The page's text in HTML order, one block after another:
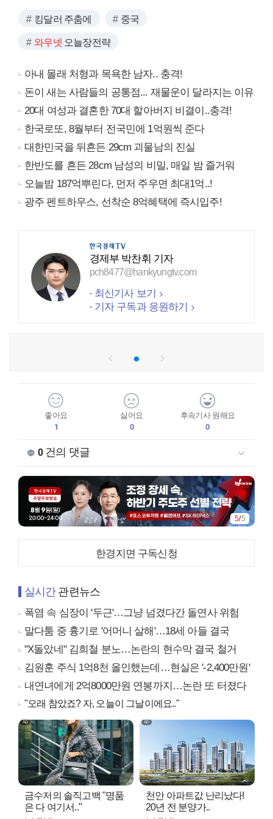
킹달러 주춤에 중국
와우넷 오늘장전략
아내 몰래 처형과 목욕한 남자.. 충격!
돈이 새는 사람들의 공통점... 재물운이 달라지는 이유
20대 여성과 결혼한 70대 할아버지 비결이..충격!
한국로또, 8월부터 전국민에 1억원씩 준다
대한민국을 뒤흔든 29cm 괴물남의 진실
한반도를 흔든 28cm 남성의 비밀, 매일 밤 즐거워
오늘밤 187억뿌린다, 먼저 주우면 최대1억..!
광주 펜트하우스, 선착순 8억혜택에 즉시입주!
경제부 박찬휘 기자
pch8477@hankyungtv.com
최신기사 보기
기자 구독과 응원하기
좋아요
1
싫어요
0
후속기사 원해요
0
0건의 댓글
1/5
한경지면 구독신청
실시간관련뉴스
폭염 속 심장이 '두근'…그냥 넘겼다간 돌연사 위험
말다툼 중 흉기로 '어머니 살해'…18세 아들 결국
"X돌았네" 김희철 분노…논란의 현수막 결국 철거
김원훈 주식 1억8천 올인했는데…현실은 '-2,400만원'
내연녀에게 2억8000만원 연봉까지…논란 또 터졌다
"오래 참았죠? 자, 오늘이 그날이에요.."
금수저의 솔직고백 "명품
은 다 여기서.."
천안 아파트값 난리났다!
20년 전 분양가..